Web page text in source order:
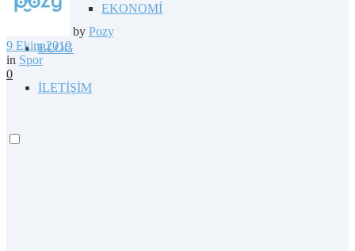
EKONOMİ
BLOG
İLETİŞİM
by Pozy
9 Ekim 2019
in Spor
0